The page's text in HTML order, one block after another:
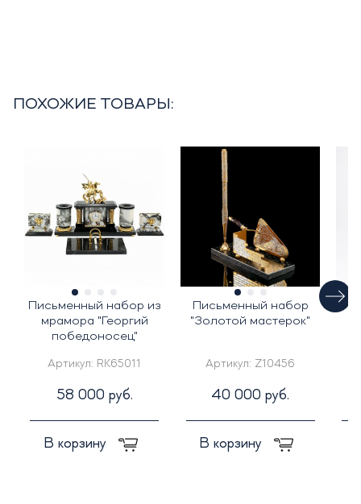
ПОХОЖИЕ ТОВАРЫ:
Письменный набор из
мрамора "Георгий
победоносец"
Артикул: RK65011
58 000 руб.
В корзину
Письменный набор
"Золотой мастерок"
Артикул: Z10456
40 000 руб.
В корзину